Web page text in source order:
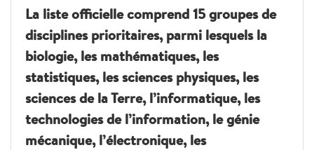
La liste officielle comprend 15 groupes de
disciplines prioritaires, parmi lesquels la
biologie, les mathématiques, les
statistiques, les sciences physiques, les
sciences de la Terre, l’informatique, les
technologies de l’information, le génie
mécanique, l’électronique, les